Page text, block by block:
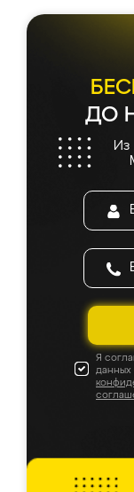
ДО
Из
Я
данных